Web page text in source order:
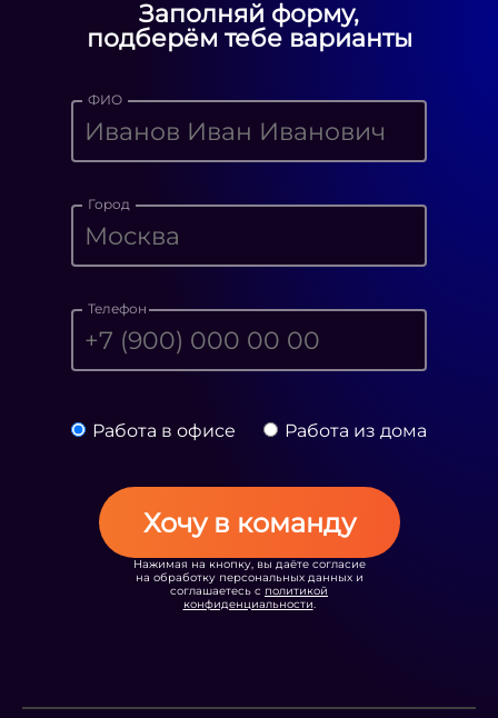
Заполняй форму,
подберём тебе варианты
ФИО
Город
Телефон
Работа в офисе Работа из дома
Хочу в команду
Нажимая на кнопку, вы даёте согласие
на обработку персональных данных и
соглашаетесь с политикой
конфиденциальности.